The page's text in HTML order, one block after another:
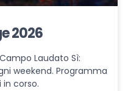
2026
Laudato Sì:
weekend. Programma
corso.